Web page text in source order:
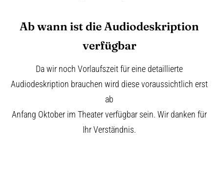
Ab wann ist die Audiodeskription
verfügbar
Da wir noch Vorlaufszeit für eine detaillierte
Audiodeskription brauchen wird diese voraussichtlich erst
ab
Anfang Oktober im Theater verfügbar sein. Wir danken für
Ihr Verständnis.